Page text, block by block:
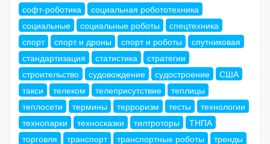
софт-роботика
социальная робототехника
социальные
социальные роботы
спецтехника
спорт
спорт и дроны спорт и роботы
спутниковая
стандартизация
статистика
стратегии
строительство
судовождение судостроение
США
такси
телеком телеприсутствие
теплицы
теплосети
термины терроризм тесты
технологии
технопарки
техносказки тилтроторы
ТНПА
торговля
транспорт транспортные роботы
тренды